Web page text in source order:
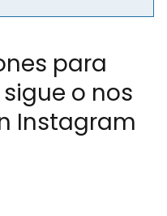
para
o nos
Instagram